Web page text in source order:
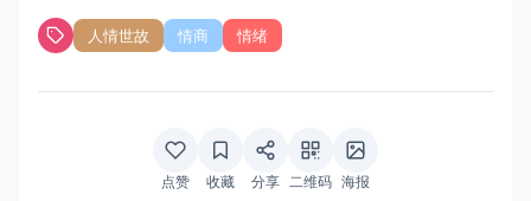
人情世故 情商 情绪
点赞 收藏 分享 二维码 海报